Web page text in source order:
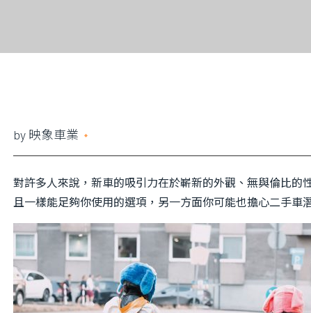
by 映象車業
對許多人來說，新車的吸引力在於嶄新的外觀、無與倫比的
且一樣能足夠你使用的選項，另一方面你可能也擔心二手